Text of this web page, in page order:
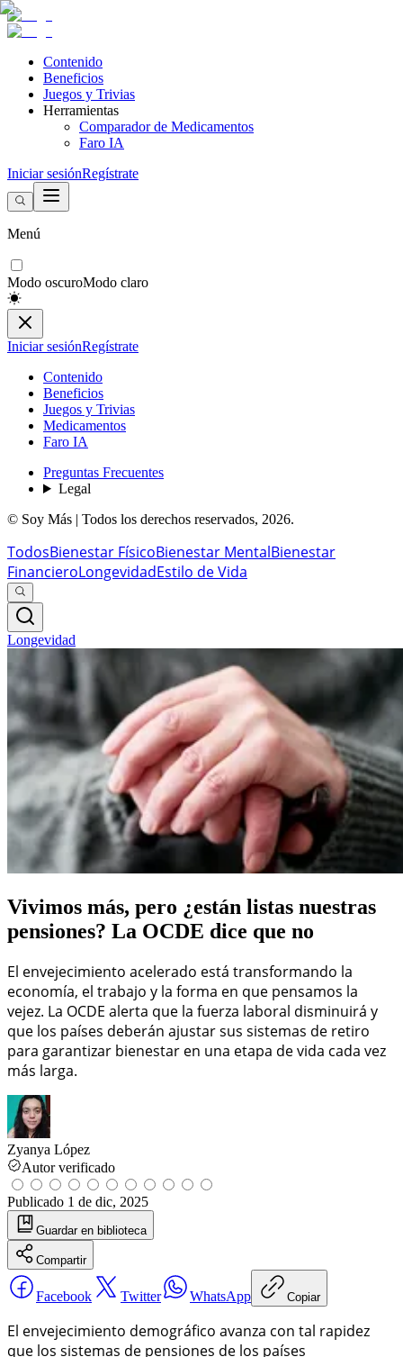
Contenido
Beneficios
Juegos y Trivias
Herramientas
Comparador de Medicamentos
Faro IA
Iniciar sesiónRegístrate
Menú
Modo oscuroModo claro
Iniciar sesiónRegístrate
Contenido
Beneficios
Juegos y Trivias
Medicamentos
Faro IA
Preguntas Frecuentes
Legal
© Soy Más | Todos los derechos reservados, 2026.
TodosBienestar FísicoBienestar MentalBienestar
FinancieroLongevidadEstilo de Vida
Longevidad
Vivimos más, pero ¿están listas nuestras
pensiones? La OCDE dice que no
El envejecimiento acelerado está transformando la
economía, el trabajo y la forma en que pensamos la
vejez. La OCDE alerta que la fuerza laboral disminuirá y
que los países deberán ajustar sus sistemas de retiro
para garantizar bienestar en una etapa de vida cada vez
más larga.
Zyanya López
Autor verificado
Publicado 1 de dic, 2025
Guardar en biblioteca
Compartir
Facebook Twitter WhatsApp Copiar
El envejecimiento demográfico avanza con tal rapidez
que los sistemas de pensiones de los países